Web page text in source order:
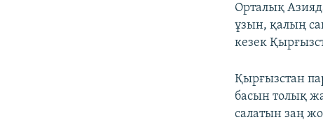
Орталық
ұзын, қалың
кезек
Қырғызстан
басын толық
салатын заң